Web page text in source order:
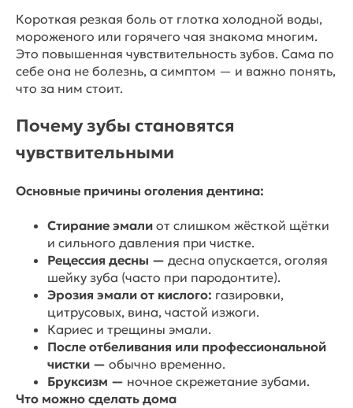
Короткая резкая боль от глотка холодной воды,
мороженого или горячего чая знакома многим.
Это повышенная чувствительность зубов. Сама по
себе она не болезнь, а симптом — и важно понять,
что за ним стоит.
Почему зубы становятся
чувствительными
Основные причины оголения дентина:
Стирание эмали от слишком жёсткой щётки
и сильного давления при чистке.
Рецессия десны — десна опускается, оголяя
шейку зуба (часто при пародонтите).
Эрозия эмали от кислого: газировки,
цитрусовых, вина, частой изжоги.
Кариес и трещины эмали.
После отбеливания или профессиональной
чистки — обычно временно.
Бруксизм — ночное скрежетание зубами.
Что можно сделать дома